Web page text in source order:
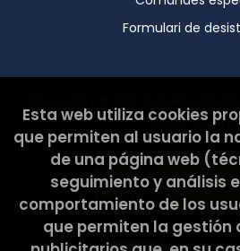
no s’ajusta a la normativa
hola@latribullibreria.com 2.
OBLIGATORI O FACULTATIU DE
FACILITADA PER L’USUARI Els
marcació de les caselles
de dades en els camps,
(*) en el formulari de
formularis de descàrrega,
expressament i de forma
Formulari de
Cultura y
Esta web utiliza cookies
que permiten al usuario la
de una página web
seguimiento y análisis
comportamiento de los
que permiten la gestión